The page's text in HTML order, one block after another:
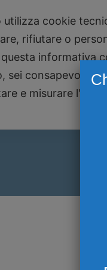
Telefono +39
utilizza cookie
rifiutare o
informativa
sei consapevole
e misurare